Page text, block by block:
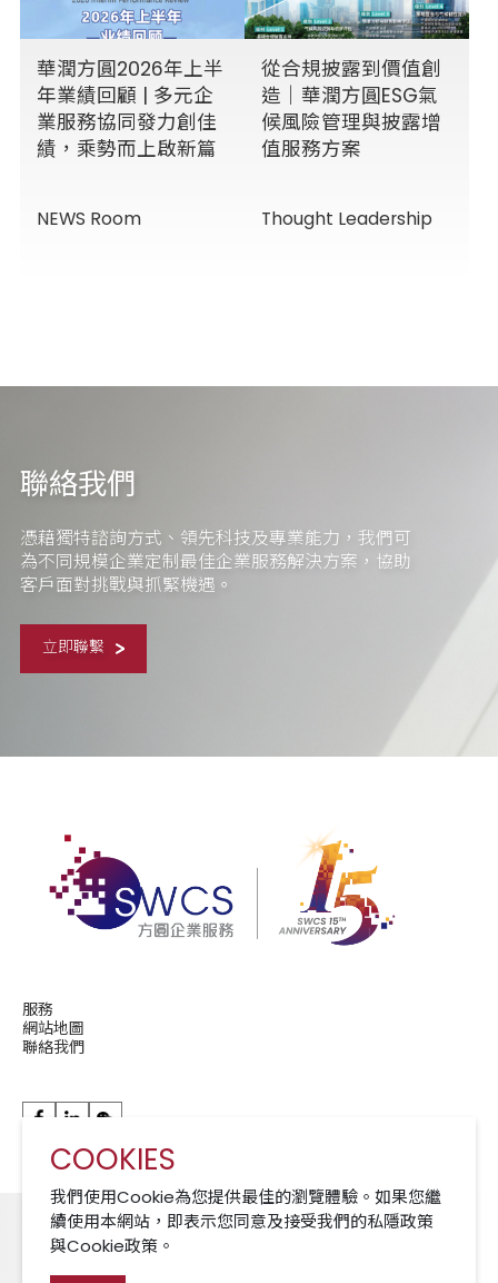
COOKIES
我們使用Cookie為您提供最佳的瀏覽體驗。如果您繼
續使用本網站，即表示您同意及接受我們的私隱政策
與Cookie政策。
華潤方圓2026年上半
年業績回顧 | 多元企
業服務協同發力創佳
績，乘勢而上啟新篇
NEWS Room
從合規披露到價值創
造｜華潤方圓ESG氣
候風險管理與披露增
值服務方案
Thought Leadership
聯絡我們
憑藉獨特諮詢方式、領先科技及專業能力，我們可
為不同規模企業定制最佳企業服務解決方案，協助
客戶面對挑戰與抓緊機遇。
立即聯繫
服務
網站地圖
聯絡我們
華潤現代服務成員公司 A Member of CRCS
Cookies 政策
免責聲明